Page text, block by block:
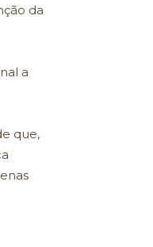
da
a
que,